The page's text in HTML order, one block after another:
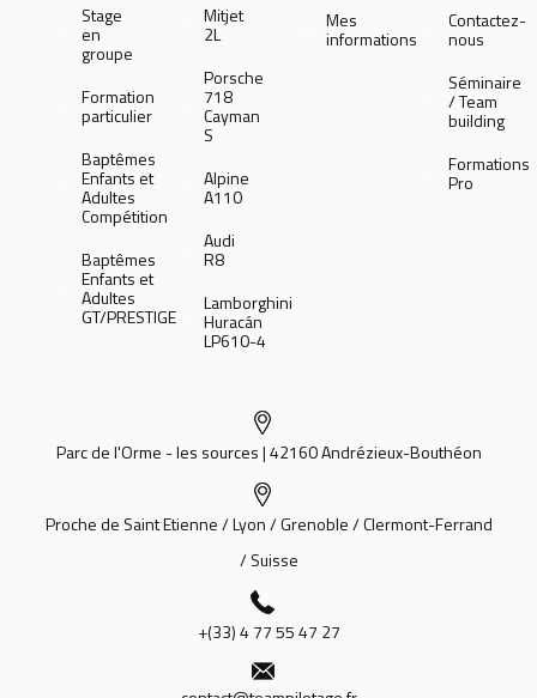
Stage
en
groupe
Formation
particulier
Baptêmes
Enfants et
Adultes
Compétition
Baptêmes
Enfants et
Adultes
GT/PRESTIGE
Mitjet
2L
Porsche
718
Cayman
S
Alpine
A110
Audi
R8
Lamborghini
Huracán
LP610-4
Mes
informations
Contactez-
nous
Séminaire
/ Team
building
Formations
Pro
Parc de l'Orme - les sources | 42160 Andrézieux-Bouthéon
Proche de Saint Etienne / Lyon / Grenoble / Clermont-Ferrand
/ Suisse
+(33) 4 77 55 47 27